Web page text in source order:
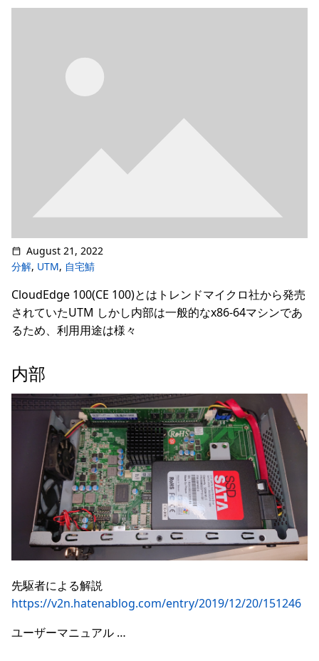
August 21, 2022
分解, UTM, 自宅鯖
CloudEdge 100(CE 100)とはトレンドマイクロ社から発売
されていたUTM しかし内部は一般的なx86-64マシンであ
るため、利用用途は様々
内部
先駆者による解説
https://v2n.hatenablog.com/entry/2019/12/20/151246
ユーザーマニュアル …